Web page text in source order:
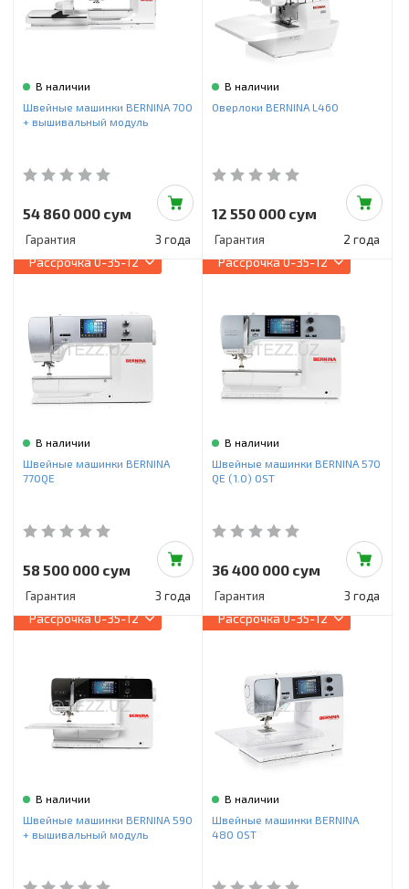
В наличии
Швейные машинки BERNINA 700
+ вышивальный модуль
54 860 000 сум
Гарантия 3 года
В наличии
Оверлоки BERNINA L460
12 550 000 сум
Гарантия 2 года
Рассрочка0-35-12
В наличии
Швейные машинки BERNINA
770QE
58 500 000 сум
Гарантия 3 года
Рассрочка0-35-12
В наличии
Швейные машинки BERNINA 570
QE (1.0) OST
36 400 000 сум
Гарантия 3 года
Рассрочка0-35-12
В наличии
Швейные машинки BERNINA 590
+ вышивальный модуль
Рассрочка0-35-12
В наличии
Швейные машинки BERNINA
480 OST